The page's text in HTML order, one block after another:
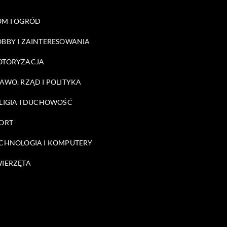
I OGRÓD
I ZAINTERESOWANIA
RZĄD I POLITYKA
I DUCHOWOŚĆ
I KOMPUTERY